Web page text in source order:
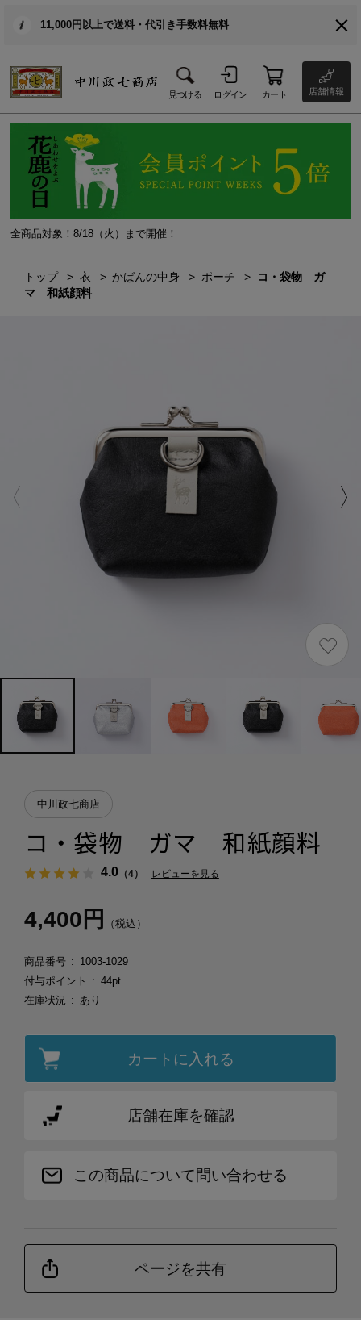
11,000円以上で送料・代引き手数料無料
見つける ログイン カート 店舗情報
全商品対象！8/18（火）まで開催！
トップ 衣 かばんの中身 ポーチ
コ・袋物 ガ
マ 和紙顔料
中川政七商店
コ・袋物 ガマ 和紙顔料
4.0（4） レビューを見る
4,400円 （税込）
商品番号
1003-1029
付与ポイント
44pt
在庫状況
あり
カートに入れる
店舗在庫を確認
この商品について問い合わせる
ページを共有